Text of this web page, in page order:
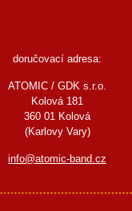
doručovací adresa:
ATOMIC / GDK s.r.o.
Kolová 181
360 01 Kolová
(Karlovy Vary)
info@atomic-band.cz